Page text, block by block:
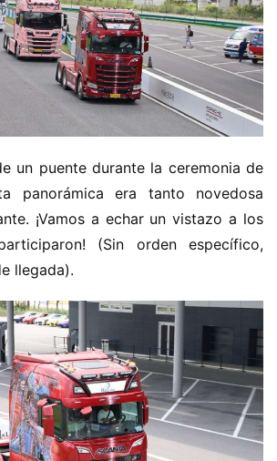
un puente durante la ceremonia de
panorámica era tanto novedosa
¡Vamos a echar un vistazo a los
(Sin orden específico,
llegada).